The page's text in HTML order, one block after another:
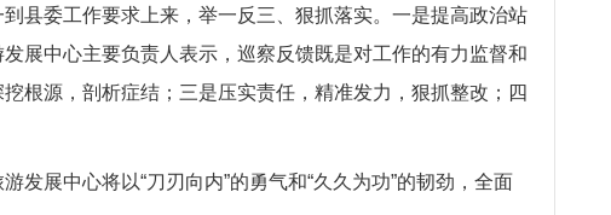
县委工作要求上来，举一反三、狠抓落实。一是提高政治站
展中心主要负责人表示，巡察反馈既是对工作的有力监督和
根源，剖析症结；三是压实责任，精准发力，狠抓整改；四
展中心将以“刀刃向内”的勇气和“久久为功”的韧劲，全面